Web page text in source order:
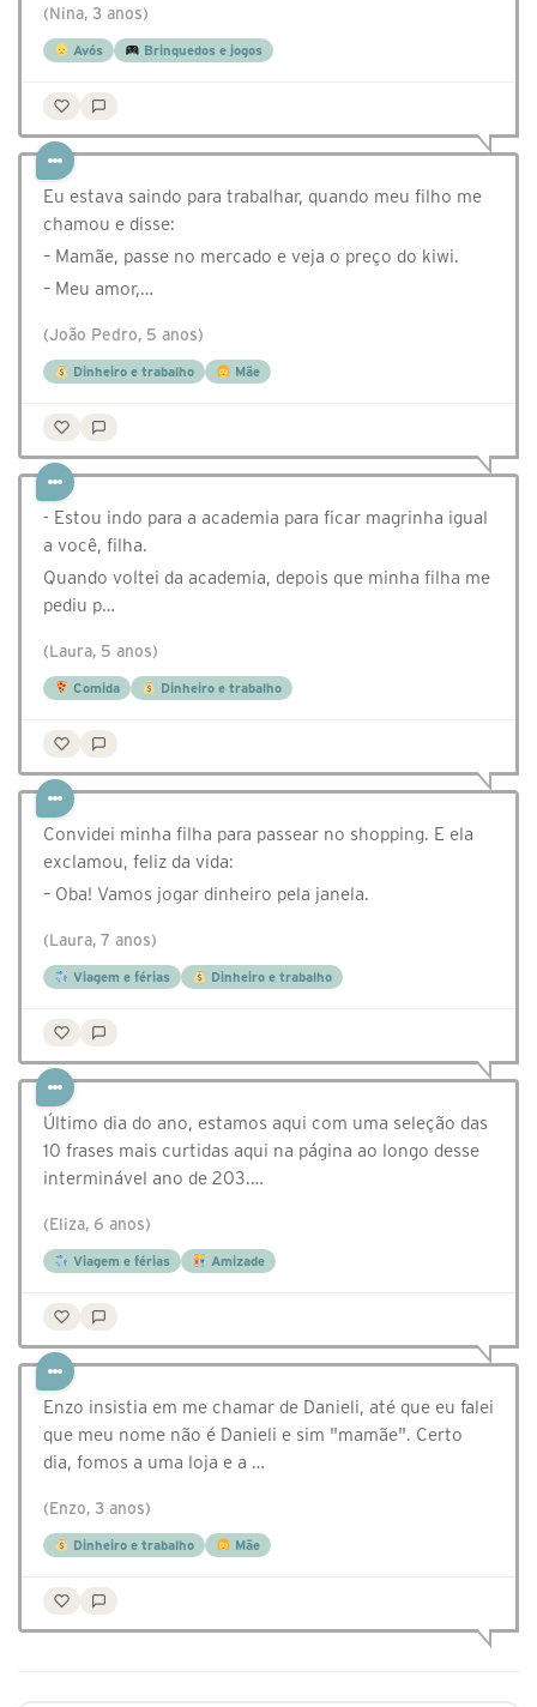
(Nina, 3 anos)
Avós Brinquedos e jogos
Eu estava saindo para trabalhar, quando meu filho me
chamou e disse:
– Mamãe, passe no mercado e veja o preço do kiwi.
– Meu amor,…
(João Pedro, 5 anos)
Dinheiro e trabalho Mãe
- Estou indo para a academia para ficar magrinha igual
a você, filha.
Quando voltei da academia, depois que minha filha me
pediu p…
(Laura, 5 anos)
Comida Dinheiro e trabalho
Convidei minha filha para passear no shopping. E ela
exclamou, feliz da vida:
– Oba! Vamos jogar dinheiro pela janela.
(Laura, 7 anos)
Viagem e férias Dinheiro e trabalho
Último dia do ano, estamos aqui com uma seleção das
10 frases mais curtidas aqui na página ao longo desse
interminável ano de 203.…
(Eliza, 6 anos)
Viagem e férias Amizade
Enzo insistia em me chamar de Danieli, até que eu falei
que meu nome não é Danieli e sim "mamãe". Certo
dia, fomos a uma loja e a …
(Enzo, 3 anos)
Dinheiro e trabalho Mãe